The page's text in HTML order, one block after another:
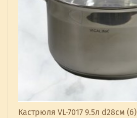
Кастрюля VL-7017 9.5л d28см (6)